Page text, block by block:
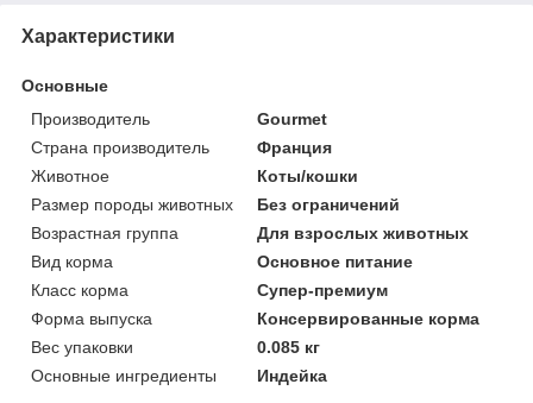
Характеристики
Основные
Производитель
Gourmet
Страна производитель
Франция
Животное
Коты/кошки
Размер породы животных
Без ограничений
Возрастная группа
Для взрослых животных
Вид корма
Основное питание
Класс корма
Супер-премиум
Форма выпуска
Консервированные корма
Вес упаковки
0.085 кг
Основные ингредиенты
Индейка